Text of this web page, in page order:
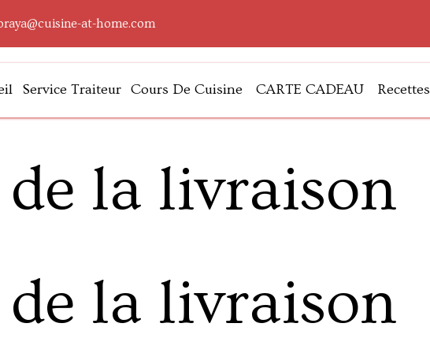
at-home.com
Service Traiteur Cours De Cuisine CARTE CADEAU Recettes
la livraison
la livraison